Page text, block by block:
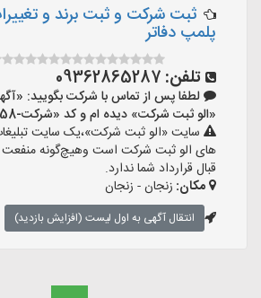
ثبت شرکت و ثبت برند و
پلمپ دفاتر
تلفن: 09362865287
لطفا پس از تماس با شرکت بگویید:
«الو ثبت شرکت» دیده ام و کد «شرکت-58» را اعلام کنید»
سایت «الو ثبت شرکت»،یک سایت
های الو ثبت شرکت است وهیچ‌گونه منفعت
قبال قرارداد شما ندارد.
مکان: زنجان - زنجان
انتقال آگهی به اول لیست (افزایش بازدید)